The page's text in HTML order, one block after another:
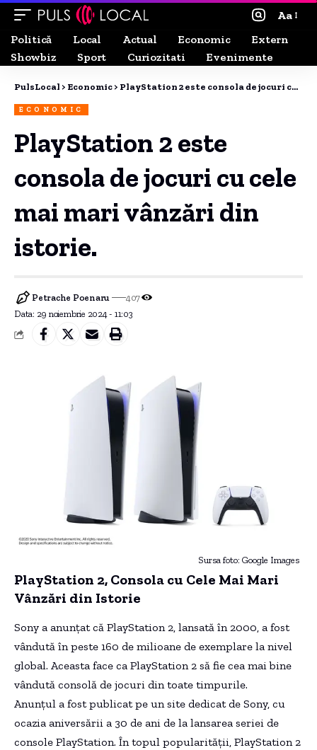
Aa
Politică
Local Actual Economic
Extern
Showbiz
Sport Curiozitati Evenimente
PulsLocal > Economic > PlayStation 2 este consola de jocuri cu cele mai mari vânzări din istorie.
ECONOMIC
PlayStation 2 este
consola de jocuri cu cele
mai mari vânzări din
istorie.
Data: 29 noiembrie 2024 - 11:03
Petrache Poenaru 407
Sursa foto: Google Images
PlayStation 2, Consola cu Cele Mai Mari
Vânzări din Istorie
Sony a anunțat că PlayStation 2, lansată în 2000, a fost
vândută în peste 160 de milioane de exemplare la nivel
global. Aceasta face ca PlayStation 2 să fie cea mai bine
vândută consolă de jocuri din toate timpurile.
Anunțul a fost publicat pe un site dedicat de Sony, cu
ocazia aniversării a 30 de ani de la lansarea seriei de
console PlayStation. În topul popularității, PlayStation 2